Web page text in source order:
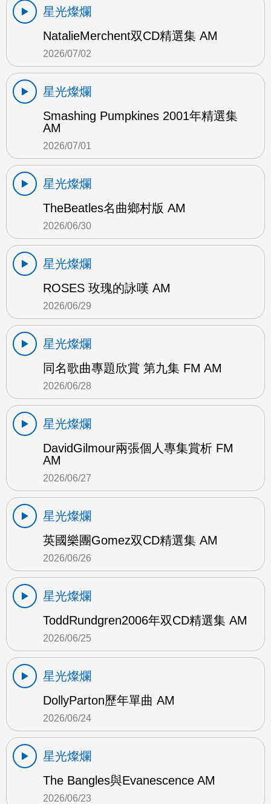
星光燦爛
NatalieMerchent双CD精選集 AM
2026/07/02
星光燦爛
Smashing Pumpkines 2001年精選集
AM
2026/07/01
星光燦爛
TheBeatles名曲鄉村版 AM
2026/06/30
星光燦爛
ROSES 玫瑰的詠嘆 AM
2026/06/29
星光燦爛
同名歌曲專題欣賞 第九集 FM AM
2026/06/28
星光燦爛
DavidGilmour兩張個人專集賞析 FM
AM
2026/06/27
星光燦爛
英國樂團Gomez双CD精選集 AM
2026/06/26
星光燦爛
ToddRundgren2006年双CD精選集 AM
2026/06/25
星光燦爛
DollyParton歷年單曲 AM
2026/06/24
星光燦爛
The Bangles與Evanescence AM
2026/06/23